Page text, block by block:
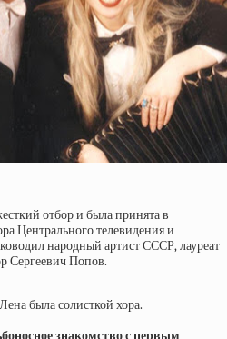
отбор и была принята в
Центрального телевидения и
народный артист СССР, лауреат
Сергеевич Попов.
была солисткой хора.
знакомство с первым